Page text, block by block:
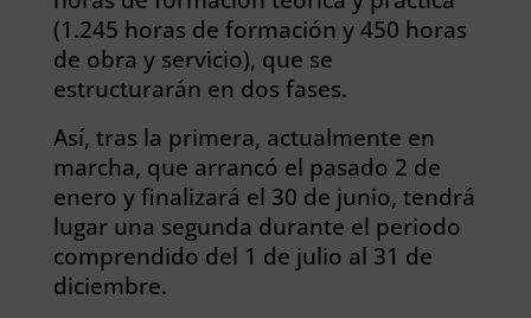
(1.245 horas de formación y 450 horas
de obra y servicio), que se
estructurarán en dos fases.
Así, tras la primera, actualmente en
marcha, que arrancó el pasado 2 de
enero y finalizará el 30 de junio, tendrá
lugar una segunda durante el periodo
comprendido del 1 de julio al 31 de
diciembre.